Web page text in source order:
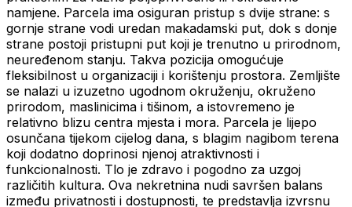
namjene. Parcela ima osiguran pristup s dvije strane: s
gornje strane vodi uredan makadamski put, dok s donje
strane postoji pristupni put koji je trenutno u prirodnom,
neuređenom stanju. Takva pozicija omogućuje
fleksibilnost u organizaciji i korištenju prostora. Zemljište
se nalazi u izuzetno ugodnom okruženju, okruženo
prirodom, maslinicima i tišinom, a istovremeno je
relativno blizu centra mjesta i mora. Parcela je lijepo
osunčana tijekom cijelog dana, s blagim nagibom terena
koji dodatno doprinosi njenoj atraktivnosti i
funkcionalnosti. Tlo je zdravo i pogodno za uzgoj
različitih kultura. Ova nekretnina nudi savršen balans
između privatnosti i dostupnosti, te predstavlja izvrsnu